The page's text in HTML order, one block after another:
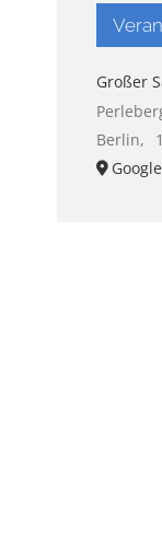
Großer
Berlin,